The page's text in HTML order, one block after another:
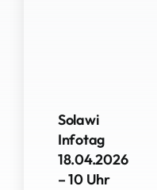
Solawi
Infotag
18.04.2026
– 10 Uhr